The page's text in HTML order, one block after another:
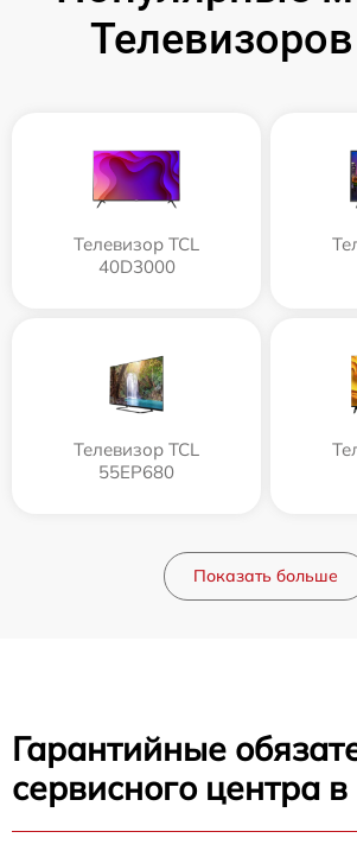
Телевизор TCL
40D3000
Телевизор TCL
55EP680
Показать больше
Гарантийные
сервисного центра